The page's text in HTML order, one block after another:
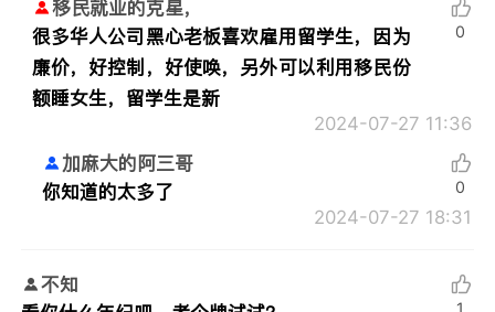
移民就业的克星，
很多华人公司黑心老板喜欢雇用留学生，因为
廉价，好控制，好使唤，另外可以利用移民份
额睡女生，留学生是新
2024-07-27 11:36
0
加麻大的阿三哥
你知道的太多了
2024-07-27 18:31
0
不知